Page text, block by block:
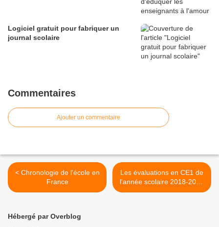
Logiciel gratuit pour fabriquer un
journal scolaire
Commentaires
Ajouter un commentaire
< Chronologie de l'école en
France
Les évaluations en CE1 de
l'année scolaire 2018-2019
>
Hébergé par Overblog